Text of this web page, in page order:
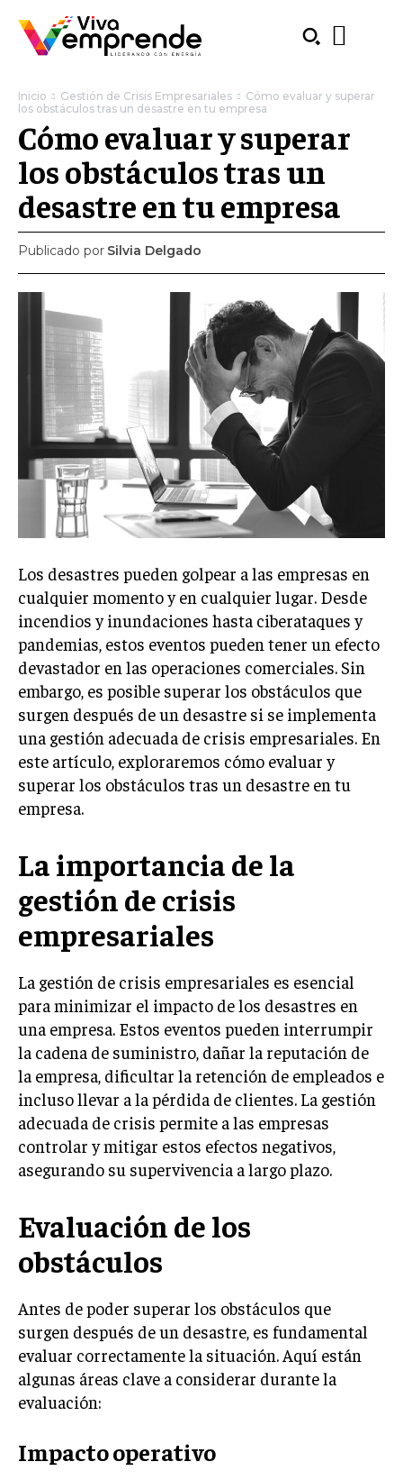
SUBSCRIBE
Welcome to Liberty Case
We have a curated list of the most noteworthy news from all
across the globe. With any subscription plan, you get access
exclusive articlesthat let you stay ahead of the curve.
Your Profile
MARKETING
ESTRATEGIAS DE MARKETING
AGENCIAS DE POSICIONAMIENTO WEB SEO
MARKETING DIGITAL
PUBLICIDAD
VENTAS Y PERSUASIÓN
GESTIÓN DE PRODUCTOS
COMUNICACIÓN CORPORATIVA
GESTIÓN DE MARCA
INVESTIGACIÓN DE MERCADO
ANÁLISIS DE COMPETENCIA
EMPRENDIMIENTO
INNOVACIÓN EMPRESARIAL
GESTIÓN DEL CAMBIO
HABILIDADES DIRECTIVAS
Inicio Gestión de Crisis Empresariales
Cómo evaluar y superar
los obstáculos tras un desastre en tu empresa
Cómo evaluar y superar
los obstáculos tras un
desastre en tu empresa
Publicado por Silvia Delgado
Los desastres pueden golpear a las empresas en
cualquier momento y en cualquier lugar. Desde
incendios y inundaciones hasta ciberataques y
pandemias, estos eventos pueden tener un efecto
devastador en las operaciones comerciales. Sin
embargo, es posible superar los obstáculos que
surgen después de un desastre si se implementa
una gestión adecuada de crisis empresariales. En
este artículo, exploraremos cómo evaluar y
superar los obstáculos tras un desastre en tu
empresa.
La importancia de la
gestión de crisis
empresariales
La gestión de crisis empresariales es esencial
para minimizar el impacto de los desastres en
una empresa. Estos eventos pueden interrumpir
la cadena de suministro, dañar la reputación de
la empresa, dificultar la retención de empleados e
incluso llevar a la pérdida de clientes. La gestión
adecuada de crisis permite a las empresas
controlar y mitigar estos efectos negativos,
asegurando su supervivencia a largo plazo.
Evaluación de los
obstáculos
Antes de poder superar los obstáculos que
surgen después de un desastre, es fundamental
evaluar correctamente la situación. Aquí están
algunas áreas clave a considerar durante la
evaluación:
Impacto operativo